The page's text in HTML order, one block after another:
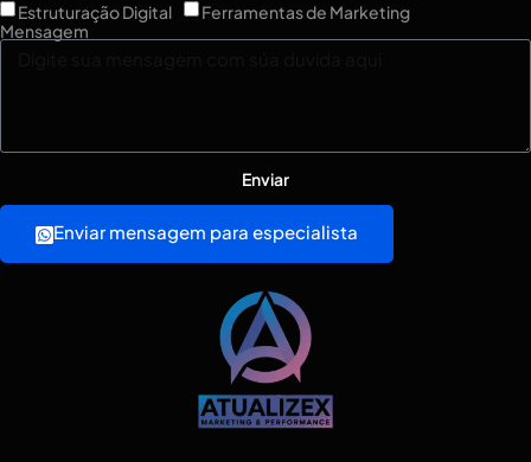
Estruturação Digital
Ferramentas de Marketing
Mensagem
Enviar
Enviar mensagem para especialista